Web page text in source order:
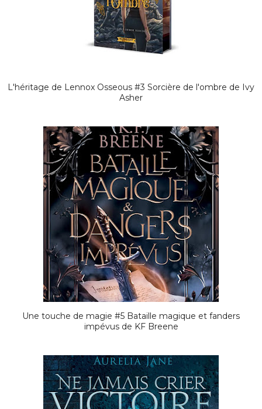
L'héritage de Lennox Osseous #3 Sorcière de l'ombre de Ivy
Asher
Une touche de magie #5 Bataille magique et fanders
impévus de KF Breene